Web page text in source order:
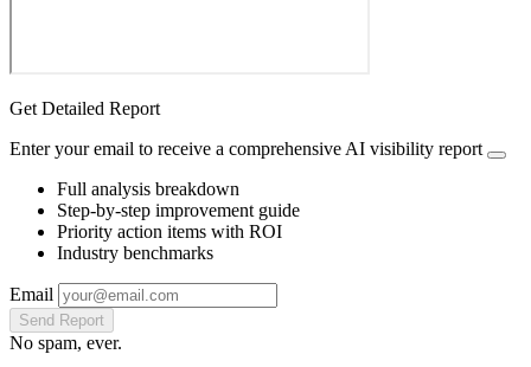
Get Detailed Report
Enter your email to receive a comprehensive AI visibility report
Full analysis breakdown
Step-by-step improvement guide
Priority action items with ROI
Industry benchmarks
Email
Send Report
No spam, ever.